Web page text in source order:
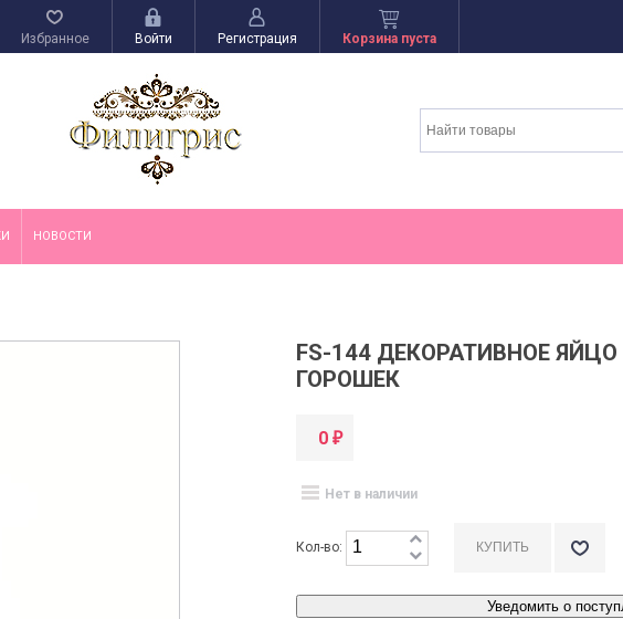
Избранное Войти Регистрация Корзина пуста
НОВОСТИ
FS-144 ДЕКОРАТИВНОЕ
ГОРОШЕК
0 ₽
Нет в наличии
Кол-во:
Уведомить о